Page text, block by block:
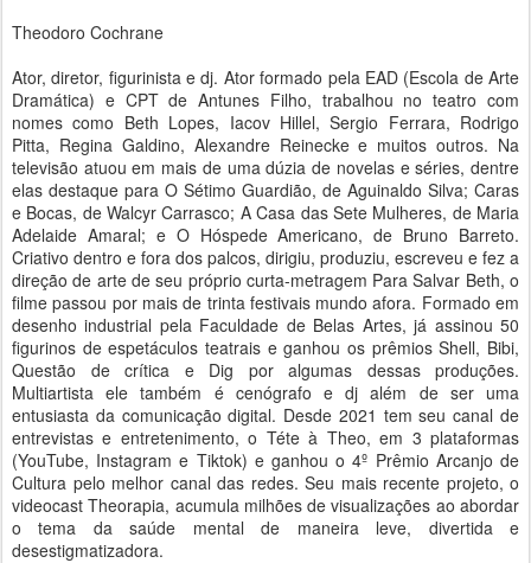
Theodoro Cochrane
Ator, diretor, figurinista e dj. Ator formado pela EAD (Escola de Arte
Dramática) e CPT de Antunes Filho, trabalhou no teatro com
nomes como Beth Lopes, Iacov Hillel, Sergio Ferrara, Rodrigo
Pitta, Regina Galdino, Alexandre Reinecke e muitos outros. Na
televisão atuou em mais de uma dúzia de novelas e séries, dentre
elas destaque para O Sétimo Guardião, de Aguinaldo Silva; Caras
e Bocas, de Walcyr Carrasco; A Casa das Sete Mulheres, de Maria
Adelaide Amaral; e O Hóspede Americano, de Bruno Barreto.
Criativo dentro e fora dos palcos, dirigiu, produziu, escreveu e fez a
direção de arte de seu próprio curta-metragem Para Salvar Beth, o
filme passou por mais de trinta festivais mundo afora. Formado em
desenho industrial pela Faculdade de Belas Artes, já assinou 50
figurinos de espetáculos teatrais e ganhou os prêmios Shell, Bibi,
Questão de crítica e Dig por algumas dessas produções.
Multiartista ele também é cenógrafo e dj além de ser uma
entusiasta da comunicação digital. Desde 2021 tem seu canal de
entrevistas e entretenimento, o Téte à Theo, em 3 plataformas
(YouTube, Instagram e Tiktok) e ganhou o 4º Prêmio Arcanjo de
Cultura pelo melhor canal das redes. Seu mais recente projeto, o
videocast Theorapia, acumula milhões de visualizações ao abordar
o tema da saúde mental de maneira leve, divertida e
desestigmatizadora.